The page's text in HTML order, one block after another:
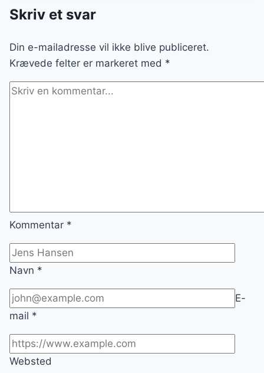
MED
ROM
NØDDER
Skriv et svar
Din e-mailadresse vil ikke blive publiceret.
Krævede felter er markeret med *
Kommentar *
Navn *
E-
mail *
Websted